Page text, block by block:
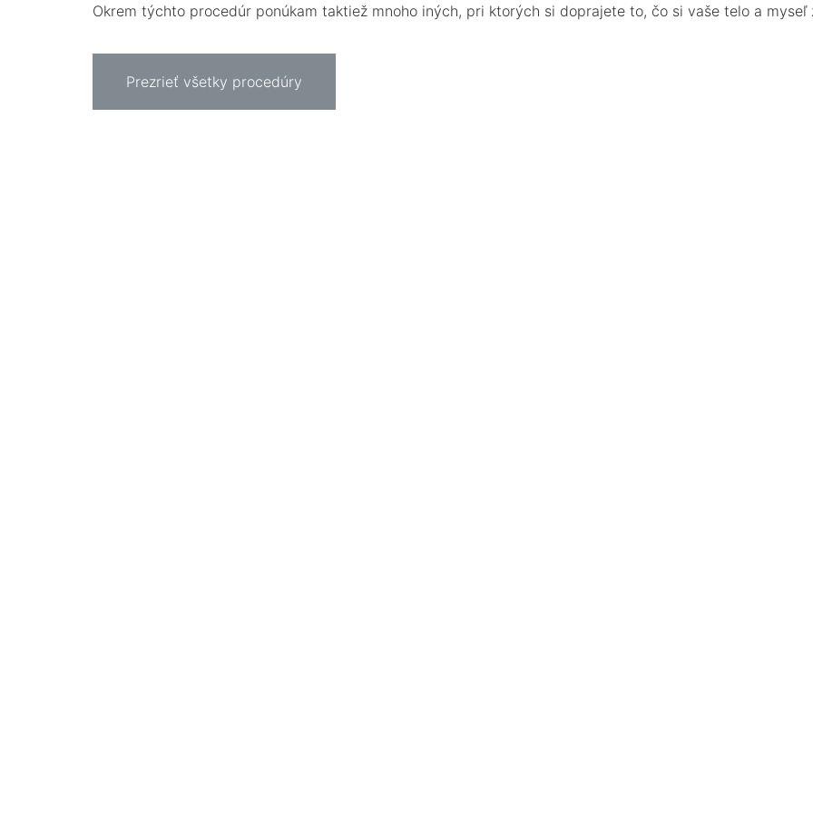
Okrem týchto procedúr ponúkam taktiež mnoho iných, pri ktorých si doprajete to, čo si vaše telo a myseľ
Prezrieť všetky procedúry